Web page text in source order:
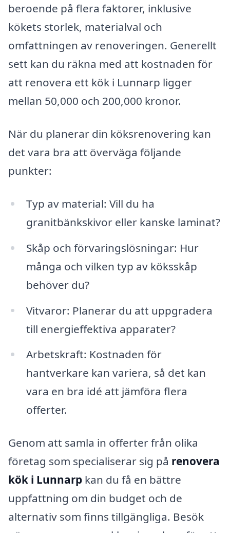
beroende på flera faktorer, inklusive
kökets storlek, materialval och
omfattningen av renoveringen. Generellt
sett kan du räkna med att kostnaden för
att renovera ett kök i Lunnarp ligger
mellan 50,000 och 200,000 kronor.
När du planerar din köksrenovering kan
det vara bra att överväga följande
punkter:
Typ av material: Vill du ha
granitbänkskivor eller kanske laminat?
Skåp och förvaringslösningar: Hur
många och vilken typ av köksskåp
behöver du?
Vitvaror: Planerar du att uppgradera
till energieffektiva apparater?
Arbetskraft: Kostnaden för
hantverkare kan variera, så det kan
vara en bra idé att jämföra flera
offerter.
Genom att samla in offerter från olika
företag som specialiserar sig på renovera
kök i Lunnarp kan du få en bättre
uppfattning om din budget och de
alternativ som finns tillgängliga. Besök